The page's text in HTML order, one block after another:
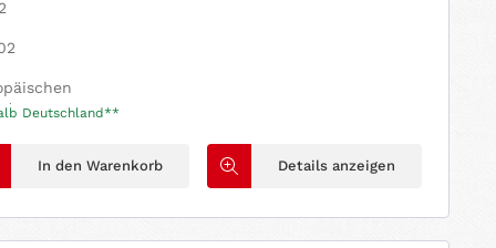
Deutschland**
In den Warenkorb Details anzeigen